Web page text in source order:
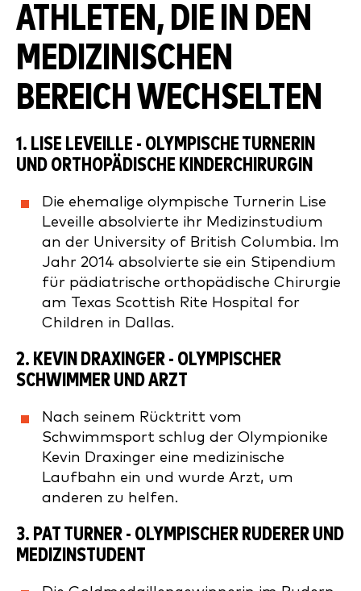
ATHLETEN, DIE IN DEN
MEDIZINISCHEN
BEREICH WECHSELTEN
1. LISE LEVEILLE - OLYMPISCHE TURNERIN
UND ORTHOPÄDISCHE KINDERCHIRURGIN
Die ehemalige olympische Turnerin Lise
Leveille absolvierte ihr Medizinstudium
an der University of British Columbia. Im
Jahr 2014 absolvierte sie ein Stipendium
für pädiatrische orthopädische Chirurgie
am Texas Scottish Rite Hospital for
Children in Dallas.
2. KEVIN DRAXINGER - OLYMPISCHER
SCHWIMMER UND ARZT
Nach seinem Rücktritt vom
Schwimmsport schlug der Olympionike
Kevin Draxinger eine medizinische
Laufbahn ein und wurde Arzt, um
anderen zu helfen.
3. PAT TURNER - OLYMPISCHER RUDERER UND
MEDIZINSTUDENT